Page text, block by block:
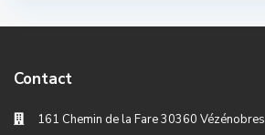
Contact
161 Chemin de la Fare 30360 Vézénobres